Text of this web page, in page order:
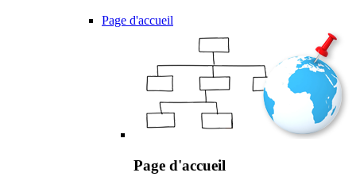
Page d'accueil
Page d'accueil